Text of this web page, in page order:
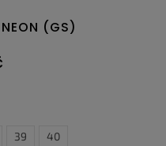
(GS)
39 40